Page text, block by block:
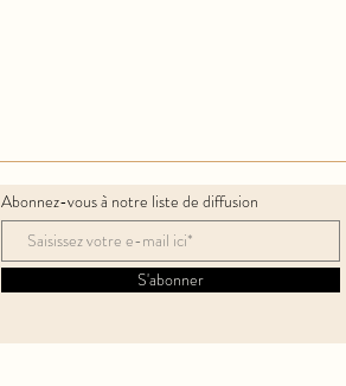
Abonnez-vous à notre liste de diffusion
S'abonner